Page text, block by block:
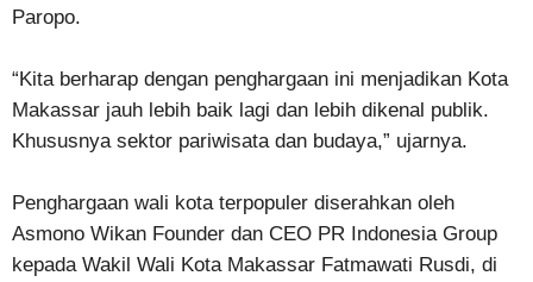
Paropo.
“Kita berharap dengan penghargaan ini menjadikan Kota
Makassar jauh lebih baik lagi dan lebih dikenal publik.
Khususnya sektor pariwisata dan budaya,” ujarnya.
Penghargaan wali kota terpopuler diserahkan oleh
Asmono Wikan Founder dan CEO PR Indonesia Group
kepada Wakil Wali Kota Makassar Fatmawati Rusdi, di